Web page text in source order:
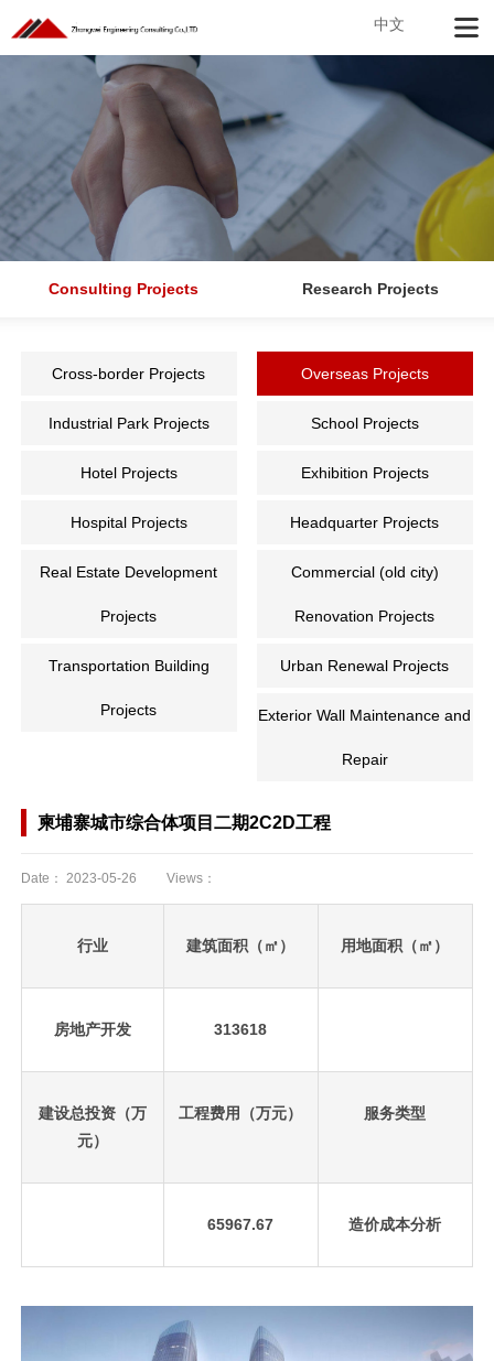
中文
Consulting Projects Research Projects
Cross-border Projects Overseas Projects
Industrial Park Projects School Projects
Hotel Projects Exhibition Projects
Hospital Projects Headquarter Projects
Real Estate Development
Projects
Commercial (old city)
Renovation Projects
Transportation Building
Projects
Urban Renewal Projects
Exterior Wall Maintenance and
Repair
柬埔寨城市综合体项目二期2C2D工程
Date： 2023-05-26 Views：
行业 建筑面积（㎡） 用地面积（㎡）
房地产开发 313618
建设总投资（万
元）
工程费用（万元） 服务类型
65967.67 造价成本分析